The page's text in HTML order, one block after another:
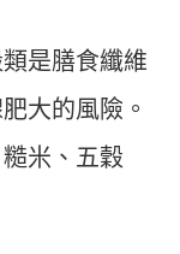
是膳食纖維
大的風險。
米、五穀